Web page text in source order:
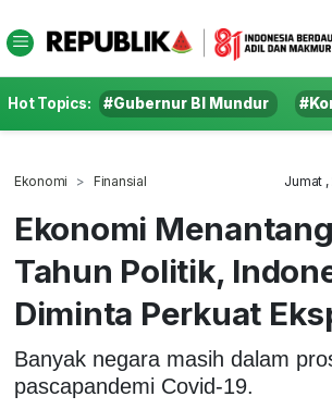
Hot Topics: #Gubernur BI Mundur
Ekonomi Finansial Jumat ,
Ekonomi
Tahun Politik,
Diminta Perkuat
Banyak negara masih dalam
pascapandemi Covid-19.